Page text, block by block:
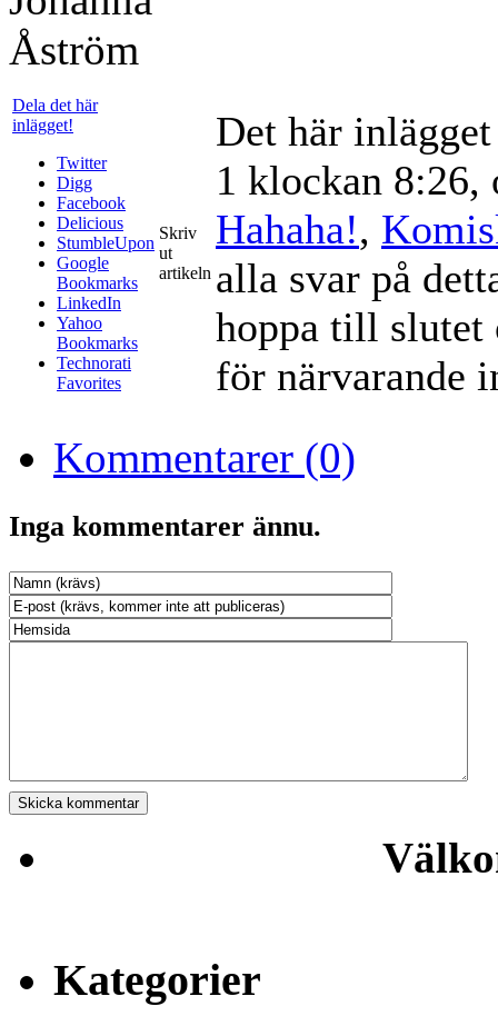
Dela det här
inlägget!
Twitter
Digg
Facebook
Delicious
StumbleUpon
Google
Bookmarks
LinkedIn
Yahoo
Bookmarks
Technorati
Favorites
Skriv
ut
artikeln
Det här
1 klockan
Hahaha!,
alla svar på
hoppa till slutet
för närvarande
Kommentarer (0)
Inga kommentarer ännu.
Kategorier